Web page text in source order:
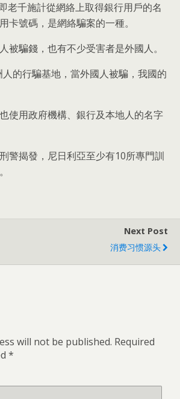
老千施計從網絡上取得銀行用戶的名
卡號碼，是網絡騙案的一種。
被騙錢，也有不少受害者是外國人。
的行騙基地，當外國人被騙，我國的
使用政府機構、銀行及本地人的名字
警揭發，尼日利亞至少有10所專門訓
Next Post
消费习惯源头
will not be published. Required
*